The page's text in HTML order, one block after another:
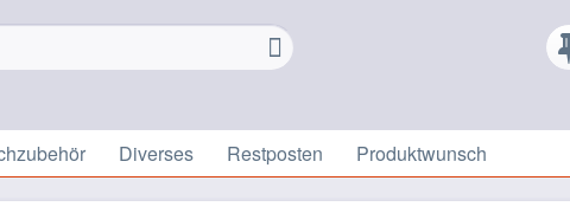
Diverses Restposten Produktwunsch